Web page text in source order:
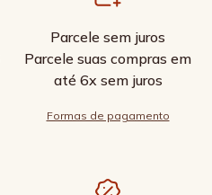
Parcele sem juros
Parcele suas compras em
até 6x sem juros
Formas de pagamento